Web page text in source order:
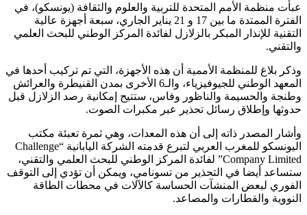
عبأت منظمة الأمم المتحدة للتربية والعلوم والثقافة (يونسكو)، في
الفترة الممتدة ما بين 17 و 21 يناير الجاري، سبعة أجهزة عالية
التقنية للإنذار المبكر بالزلازل لفائدة المركز الوطني للبحث العلمي
والتقني.
وذكر بلاغ للمنظمة الأممية أن هذه الأجهزة، التي تم تركيب أحدها في
المعهد الوطني للجيوفيزياء، والـ6 الأخرى بمدن القنيطرة والعرائش
وطنجة والحسيمة والناظور وفاس، ستتيح إمكانية رصد الزلازل قبل
حدوثها وإطلاق رسائل تحذير عبر مكبرات الصوت.
وأشار المصدر ذاته إلى أن هذه المعدات، وهي ثمرة تعبئة مكتب
اليونسكو للمغرب العربي لتبرع قدمته الشركة اليابانية “Challenge
Company Limited” لفائدة المركز الوطني للبحث العلمي والتقني،
ستساعد أيضا في التحذير من تسونامي، ويمكن أن تؤدي إلى التوقف
الفوري لبعض المنشآت الحساسة كالآلات في محطات الطاقة
النووية والقطارات والمصاعد.